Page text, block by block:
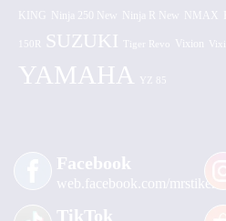
KING Ninja 250 New Ninja R New NMAX
150R SUZUKI Tiger Revo Vixion
YAMAHA YZ 85
Facebook
web.facebook.com/mrstiker
TikTok